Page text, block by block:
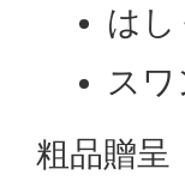
はし
ス
粗品贈呈